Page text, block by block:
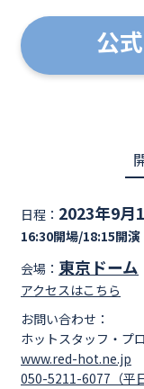
公
日程： 2023年9月
16:30開場/18:15開演
会場： 東京ドーム
アクセスはこちら
お問い合わせ：
ホットスタッフ・プ
www.red-hot.ne.jp
050-5211-6077（平